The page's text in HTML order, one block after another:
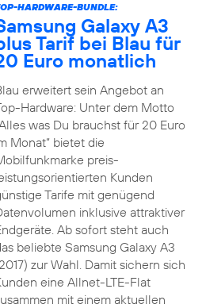
HARDWARE-BUNDLE:
Galaxy A3
Tarif bei Blau für
Euro monatlich
erweitert sein Angebot an
Hardware: Unter dem Motto
was Du brauchst für 20 Euro
Monat“ bietet die
preis-
Kunden
Tarife mit genügend
inklusive attraktiver
Ab sofort steht auch
beliebte Samsung Galaxy A3
zur Wahl. Damit sichern sich
eine Allnet-LTE-Flat
mit einem aktuellen